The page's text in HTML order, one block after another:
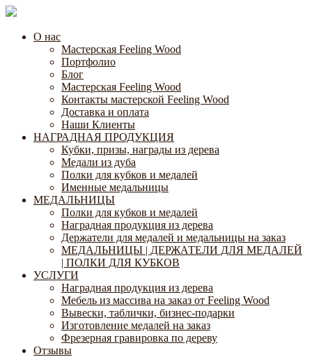
О нас
Мастерская Feeling Wood
Портфолио
Блог
Мастерская Feeling Wood
Контакты мастерской Feeling Wood
Доставка и оплата
Наши Клиенты
НАГРАДНАЯ ПРОДУКЦИЯ
Кубки, призы, награды из дерева
Медали из дуба
Полки для кубков и медалей
Именные медальницы
МЕДАЛЬНИЦЫ
Полки для кубков и медалей
Наградная продукция из дерева
Держатели для медалей и медальницы на заказ
МЕДАЛЬНИЦЫ | ДЕРЖАТЕЛИ ДЛЯ МЕДАЛЕЙ
| ПОЛКИ ДЛЯ КУБКОВ
УСЛУГИ
Наградная продукция из дерева
Мебель из массива на заказ от Feeling Wood
Вывески, таблички, бизнес-подарки
Изготовление медалей на заказ
Фрезерная гравировка по дереву
Отзывы